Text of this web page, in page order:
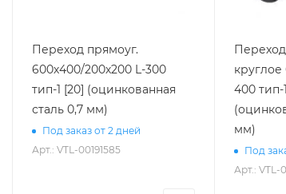
Переход прямоуг.
600х400/200х200 L-300
тип-1 [20] (оцинкованная
сталь 0,7 мм)
Под заказ от 2 дней
Арт.: VTL-00191585
круглое
400 тип-
мм)
Под
Арт.: VTL-